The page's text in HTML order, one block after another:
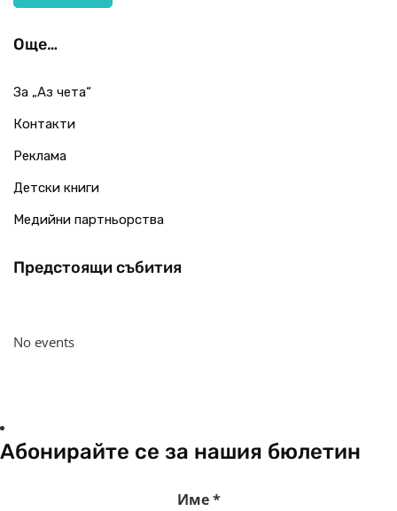
Още…
За „Аз чета“
Контакти
Реклама
Детски книги
Медийни партньорства
Предстоящи събития
No events
Абонирайте се за нашия бюлетин
Име*